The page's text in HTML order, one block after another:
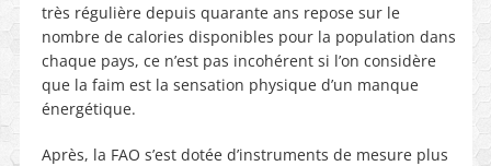
très régulière depuis quarante ans repose sur le
nombre de calories disponibles pour la population dans
chaque pays, ce n’est pas incohérent si l’on considère
que la faim est la sensation physique d’un manque
énergétique.
Après, la FAO s’est dotée d’instruments de mesure plus